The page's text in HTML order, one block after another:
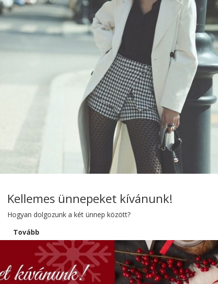
Kellemes ünnepeket kívánunk!
Hogyan dolgozunk a két ünnep között?
Tovább